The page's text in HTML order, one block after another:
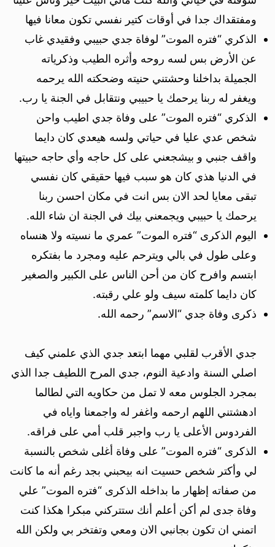
ومفتقداك جدا في أوقات كتير نفسي تكون معانا فيها
الذكري “فتره الموت” لوفاة جدي حبيبي وفقيدي غاب
عن الأرض بس لسه روحه وأثره الطيب وذكرياته
الجميلة بداخلنا وحشتني حنيته وضحكته الله يرحمه
ويغفر له ربنا يرحمك يا حبيبي ونتقابل في الجنة يا رب.
الذكري “فتره الموت” على وفاة جدي اطيب واحن
شخص عدي عليا في حياتي ولسه هيعدي كان دايما
واقف جنبي و بيشجعني على كل حاجه وأي حاجه حبيتها
في الدنيا هذي كان هو سبب فيها حقيقي كان نفسي
تبقى معايا لحد الان بس انت في مكان احسن ربنا
يرحمك يا حبيبي ويجمعني بيك في الجنة ان شاء الله.
اليوم الذكرى “فتره الموت” عمري ما نسيته ولا هنساه
وعلى طول في بالي ويترحم عليه ومجرد ما بفتكره
ابتسم وافرح كان من أحن الناس على الكبير والصغير
كان دايما كلمته سيف ولو علي رقبته.
ذكرى وفاة جدي “الاسم” رحمه الله.
جدي الأقرب لقلبي مهما ابتعد جدي الذي علمني كيف
اصلي السنة وادعية النوم، جدي المرح اللطيف جدا الذي
بمجرد الجلوس معه لا تمل من حكاويه التي لطالما
ادهشتني اللهم ارحمه واغفر له واجمعنا واياه في
الفردوس الأعلى يا رب واجبر قلب أمي على فراقه.
الذكرى “فتره الموت” على وفاة أغلى شخص بالنسبة
لي وأكتر شخص حسيت انه بيحبني بجد رغم أنه ما كانت
من صفاته إظهار ما بداخله الذكرى “فتره الموت” علي
وفاة جدى لم أكن أعلم أنك ستتركني مبكرا هكذا كنت
اتمني ان تكون بجانبي الان ومعي وتفتخر بي ولكن الله